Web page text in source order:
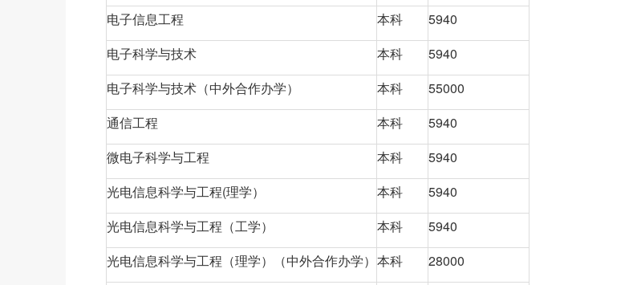
电子信息工程
本科
5940
电子科学与技术
本科
5940
电子科学与技术（中外合作办学）
本科
55000
通信工程
本科
5940
微电子科学与工程
本科
5940
光电信息科学与工程(理学）
本科
5940
光电信息科学与工程（工学）
本科
5940
光电信息科学与工程（理学）（中外合作办学） 本科
28000